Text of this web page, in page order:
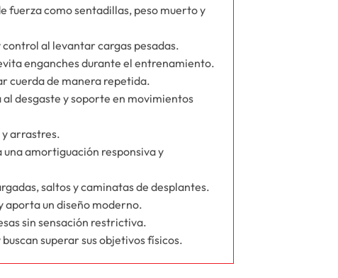
fuerza como sentadillas, peso muerto y
al levantar cargas pesadas.
enganches durante el entrenamiento.
cuerda de manera repetida.
desgaste y soporte en movimientos
arrastres.
amortiguación responsiva y
saltos y caminatas de desplantes.
aporta un diseño moderno.
sin sensación restrictiva.
superar sus objetivos físicos.